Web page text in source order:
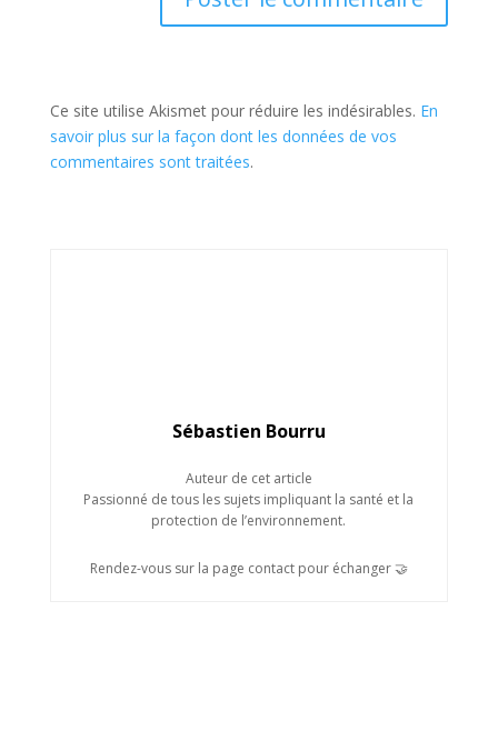
Ce site utilise Akismet pour réduire les indésirables. En
savoir plus sur la façon dont les données de vos
commentaires sont traitées.
Sébastien Bourru
Auteur de cet article
Passionné de tous les sujets impliquant la santé et la
protection de l’environnement.
Rendez-vous sur la page contact pour échanger 🤝